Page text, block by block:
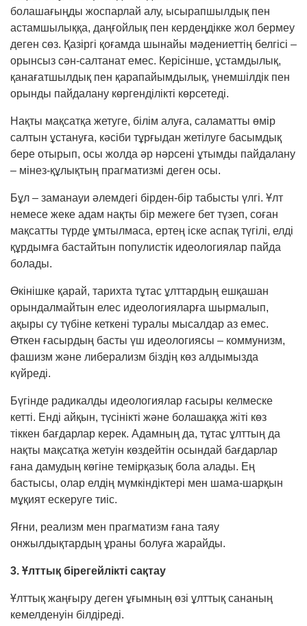
болашағыңды жоспарлай алу, ысырапшылдық пен
астамшылыққа, даңғойлық пен кердеңдікке жол бермеу
деген сөз. Қазіргі қоғамда шынайы мәдениеттің белгісі –
орынсыз сән-салтанат емес. Керісінше, ұстамдылық,
қанағатшылдық пен қарапайымдылық, үнемшілдік пен
орынды пайдалану көргенділікті көрсетеді.
Нақты мақсатқа жетуге, білім алуға, саламатты өмір
салтын ұстануға, кәсіби тұрғыдан жетілуге басымдық
бере отырып, осы жолда әр нәрсені ұтымды пайдалану
– мінез-құлықтың прагматизмі деген осы.
Бұл – заманауи әлемдегі бірден-бір табысты үлгі. Ұлт
немесе жеке адам нақты бір межеге бет түзеп, соған
мақсатты түрде ұмтылмаса, ертең іске аспақ түгілі, елді
құрдымға бастайтын популистік идеологиялар пайда
болады.
Өкінішке қарай, тарихта тұтас ұлттардың ешқашан
орындалмайтын елес идеологияларға шырмалып,
ақыры су түбіне кеткені туралы мысалдар аз емес.
Өткен ғасырдың басты үш идео­логиясы – коммунизм,
фашизм және либерализм біздің көз алдымызда
күйреді.
Бүгінде радикалды идеологиялар ғасыры келмеске
кетті. Енді айқын, түсінікті және болашаққа жіті көз
тіккен бағдарлар керек. Адамның да, тұтас ұлттың да
нақты мақсатқа жетуін көздейтін осындай бағдарлар
ғана дамудың көгіне темірқазық бола алады. Ең
бастысы, олар елдің мүмкіндіктері мен шама-шарқын
мұқият ескеруге тиіс.
Яғни, реализм мен прагматизм ғана таяу
онжылдықтардың ұраны болуға жарайды.
3. Ұлттық бірегейлікті сақтау
Ұлттық жаңғыру деген ұғымның өзі ұлттық сананың
кемелденуін білдіреді.